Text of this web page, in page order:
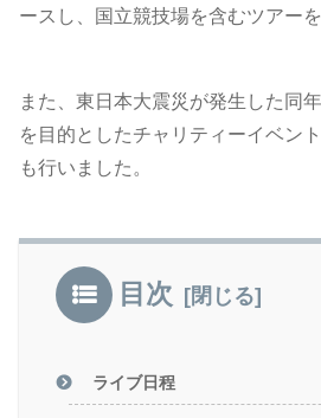
ースし、国立競技場を含むツアー
また、東日本大震災が発生した同
を目的としたチャリティーイベン
も行いました。
目次
ライブ日程